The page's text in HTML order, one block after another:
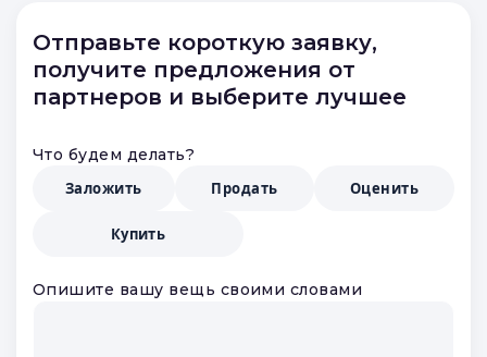
Отправьте короткую заявку,
получите предложения от
партнеров и выберите лучшее
Что будем делать?
Заложить
Продать Оценить
Купить
Опишите вашу вещь своими словами